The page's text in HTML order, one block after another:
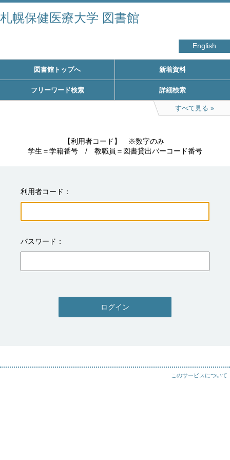
札幌保健医療大学 図書館
English
図書館トップへ 新着資料
フリーワード検索 詳細検索
すべて見る
【利用者コード】　※数字のみ
学生＝学籍番号　/　教職員＝図書貸出バーコード番号
利用者コード
パスワード
ログイン
このサービスについて